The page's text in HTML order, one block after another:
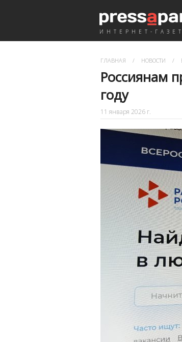
ИНТЕРНЕТ-
ГЛАВНАЯ / НОВОСТИ /
Россиянам
году
11 января 2026 г.